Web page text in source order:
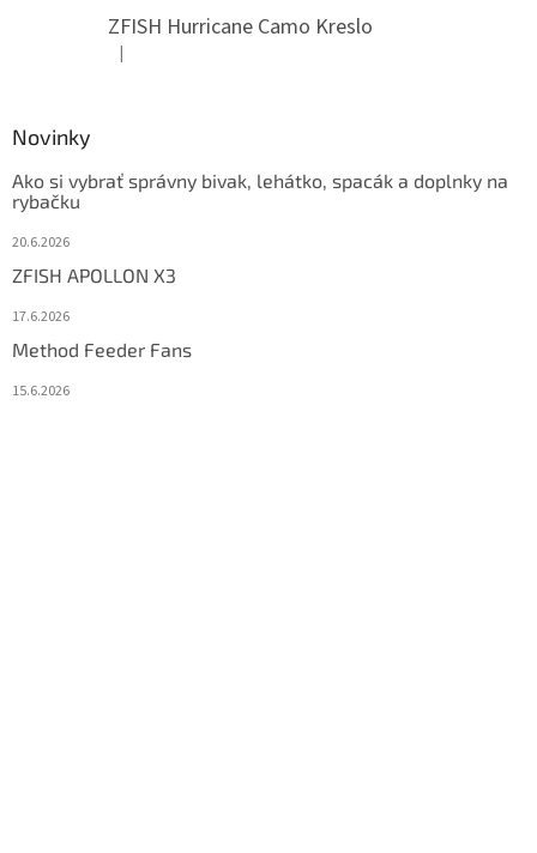
ZFISH Hurricane Camo Kreslo
Hodnotenie produktu je 5 z 5 hviezdičiek.
|
Novinky
Ako si vybrať správny bivak, lehátko, spacák a doplnky na
rybačku
20.6.2026
ZFISH APOLLON X3
17.6.2026
Method Feeder Fans
15.6.2026